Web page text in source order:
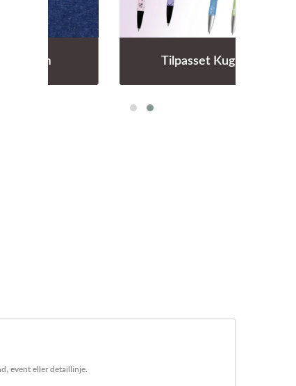
Tilpasset Kuglepen
event eller detaillinje.